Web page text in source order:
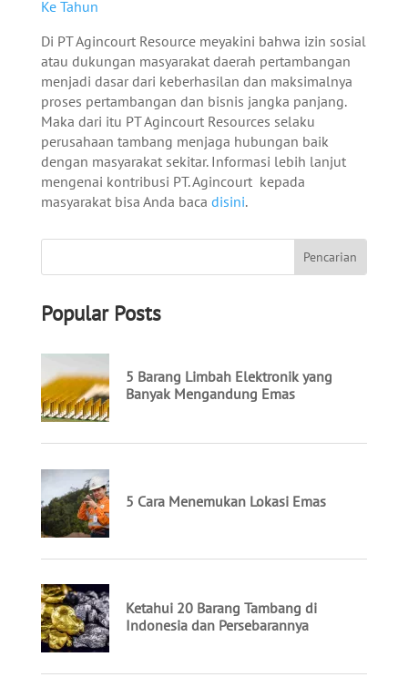
Ke Tahun
Di PT Agincourt Resource meyakini bahwa izin sosial
atau dukungan masyarakat daerah pertambangan
menjadi dasar dari keberhasilan dan maksimalnya
proses pertambangan dan bisnis jangka panjang.
Maka dari itu PT Agincourt Resources selaku
perusahaan tambang menjaga hubungan baik
dengan masyarakat sekitar. Informasi lebih lanjut
mengenai kontribusi PT. Agincourt kepada
masyarakat bisa Anda baca disini.
Popular Posts